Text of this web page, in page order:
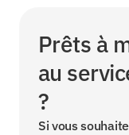
Prêts à
au
?
Si vous